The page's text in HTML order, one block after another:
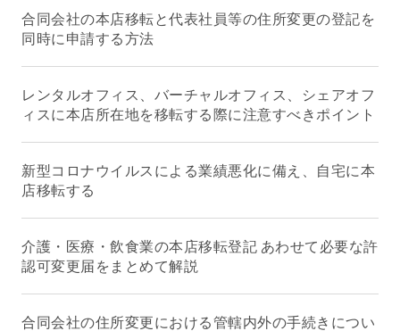
合同会社の本店移転と代表社員等の住所変更の登記を
同時に申請する方法
レンタルオフィス、バーチャルオフィス、シェアオフ
ィスに本店所在地を移転する際に注意すべきポイント
新型コロナウイルスによる業績悪化に備え、自宅に本
店移転する
介護・医療・飲食業の本店移転登記 あわせて必要な許
認可変更届をまとめて解説
合同会社の住所変更における管轄内外の手続きについ